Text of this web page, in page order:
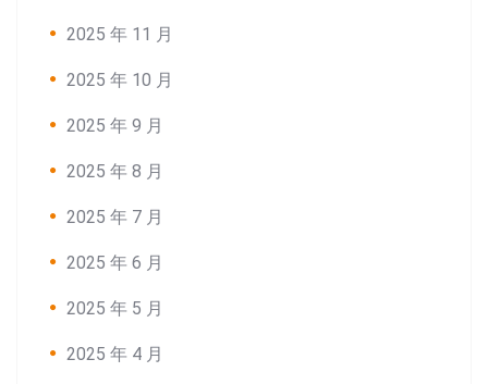
2025 年 11 月
2025 年 10 月
2025 年 9 月
2025 年 8 月
2025 年 7 月
2025 年 6 月
2025 年 5 月
2025 年 4 月